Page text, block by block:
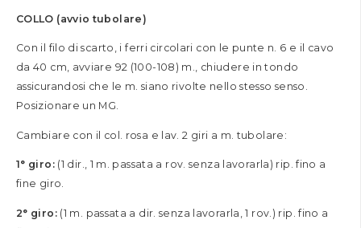
COLLO (avvio tubolare)
Con il filo di scarto, i ferri circolari con le punte n. 6 e il cavo
da 40 cm, avviare 92 (100-108) m., chiudere in tondo
assicurandosi che le m. siano rivolte nello stesso senso.
Posizionare un MG.
Cambiare con il col. rosa e lav. 2 giri a m. tubolare:
1° giro:(1 dir., 1 m. passata a rov. senza lavorarla) rip. fino a
fine giro.
2° giro:(1 m. passata a dir. senza lavorarla, 1 rov.) rip. fino a